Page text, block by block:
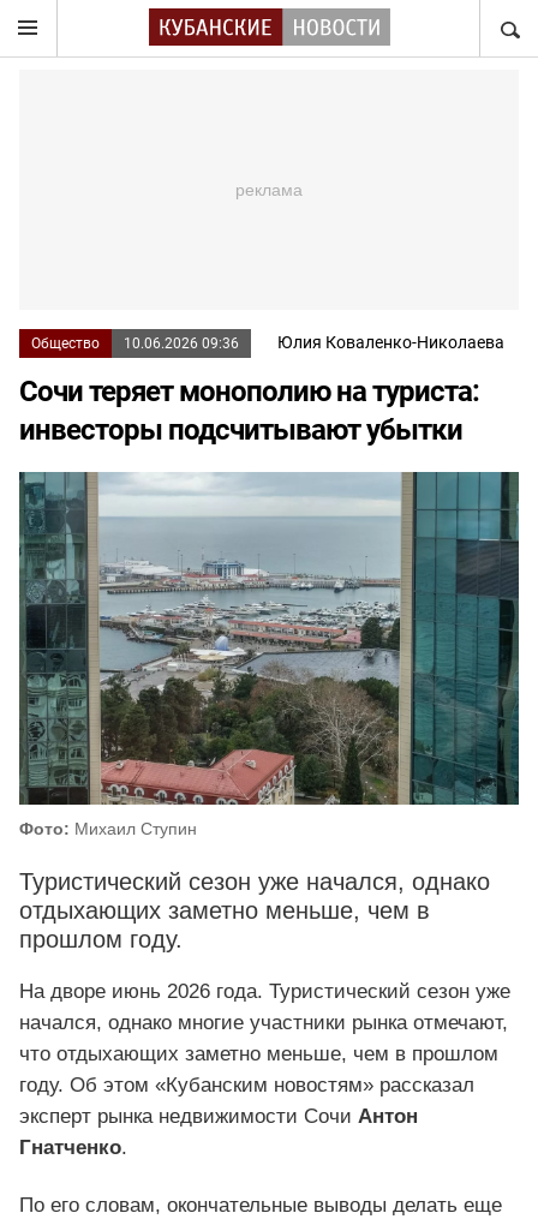
Общество 10.06.2026 09:36 Юлия Коваленко-Николаева
Сочи теряет монополию на туриста:
инвесторы подсчитывают убытки
Фото: Михаил Ступин
Туристический сезон уже начался, однако
отдыхающих заметно меньше, чем в
прошлом году.
На дворе июнь 2026 года. Туристический сезон уже
начался, однако многие участники рынка отмечают,
что отдыхающих заметно меньше, чем в прошлом
году. Об этом «Кубанским новостям» рассказал
эксперт рынка недвижимости Сочи Антон
Гнатченко.
По его словам, окончательные выводы делать еще